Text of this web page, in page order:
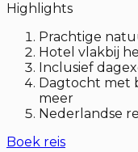
Highlights
Prachtige
Hotel vlakbij
Inclusief
Dagtocht met
meer
Nederlandse
Boek reis